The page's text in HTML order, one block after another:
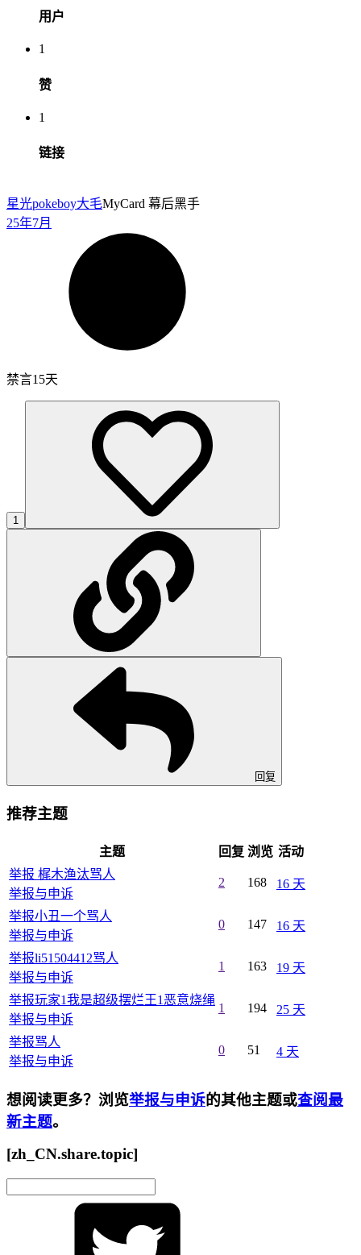
用户
1
赞
1
链接
星光pokeboy大毛MyCard 幕后黑手
25年7月
禁言15天
1
回复
推荐主题
主题 回复 浏览 活动
举报 梶木渔汰骂人
举报与申诉
2 168 16 天
举报小丑一个骂人
举报与申诉
0 147 16 天
举报li51504412骂人
举报与申诉
1 163 19 天
举报玩家1我是超级摆烂王1恶意烧绳
举报与申诉
1 194 25 天
举报骂人
举报与申诉
0 51 4 天
想阅读更多？浏览举报与申诉的其他主题或查阅最
新主题。
[zh_CN.share.topic]